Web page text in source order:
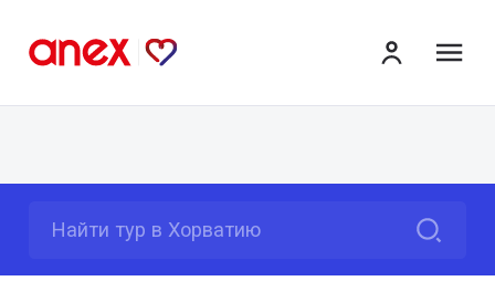
Найти тур в Хорватию